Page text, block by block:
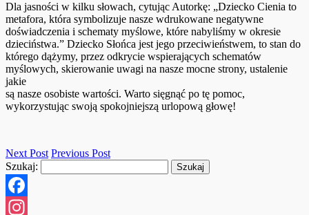
Dla jasności w kilku słowach, cytując Autorkę: „Dziecko Cienia to
metafora, która symbolizuje nasze wdrukowane negatywne
doświadczenia i schematy myślowe, które nabyliśmy w okresie
dzieciństwa.” Dziecko Słońca jest jego przeciwieństwem, to stan do
którego dążymy, przez odkrycie wspierających schematów
myślowych, skierowanie uwagi na nasze mocne strony, ustalenie
jakie
są nasze osobiste wartości. Warto sięgnąć po tę pomoc,
wykorzystując swoją spokojniejszą urlopową głowę!
Next Post Previous Post
Szukaj:
Facebook